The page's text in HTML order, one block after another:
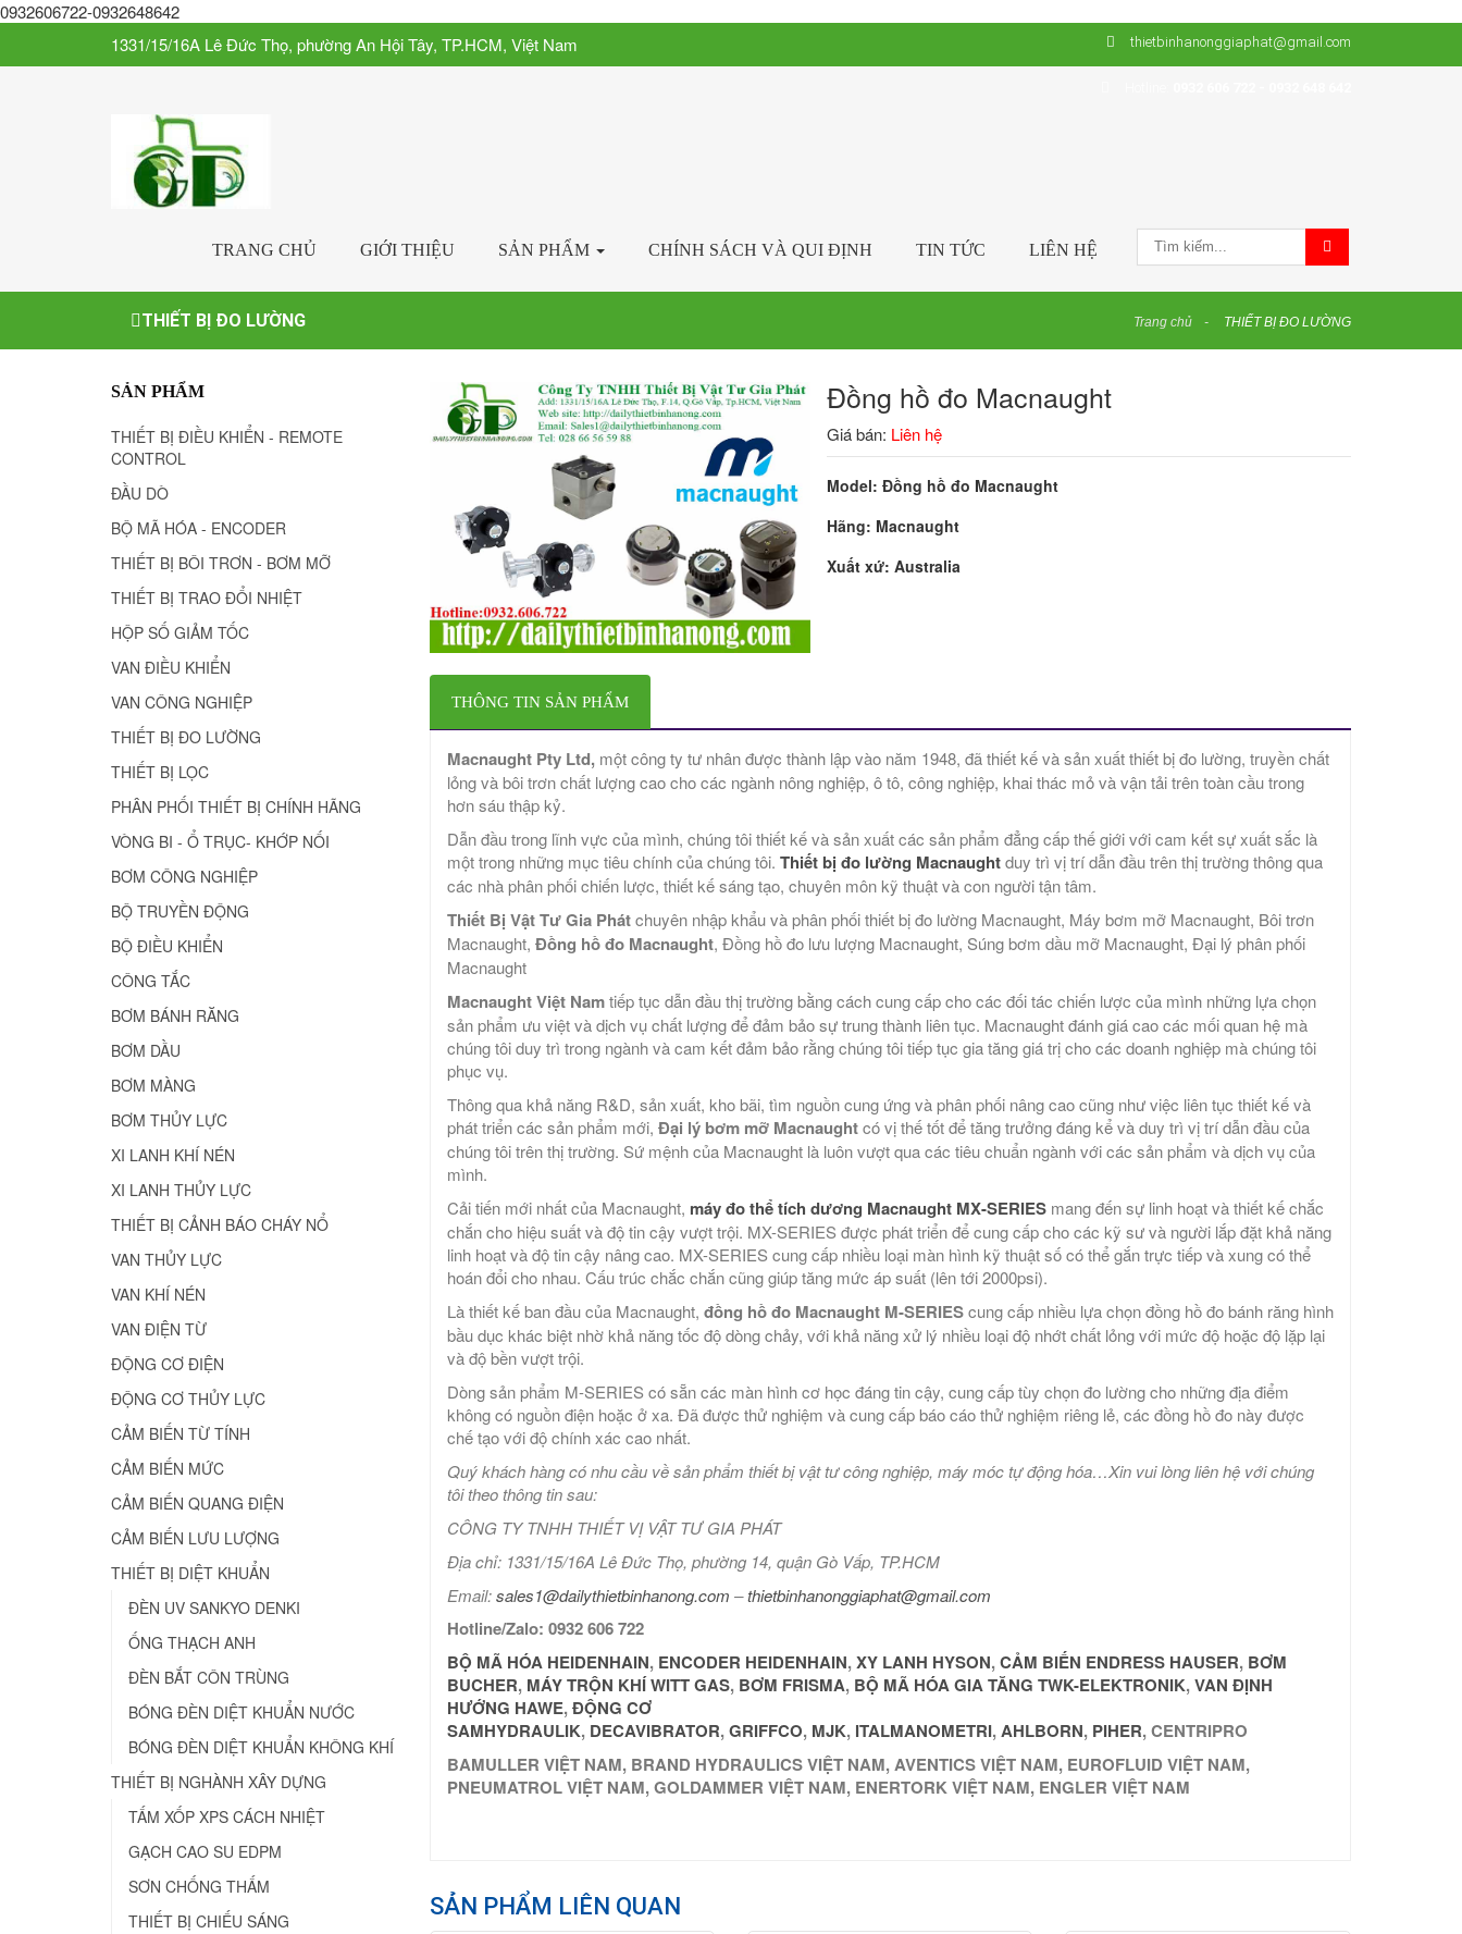
0932606722-0932648642
1331/15/16A Lê Đức Thọ, phường An Hội Tây, TP.HCM, Việt Nam
thietbinhanonggiaphat@gmail.com
TRANG CHỦ GIỚI THIỆU SẢN PHẨM CHÍNH SÁCH VÀ QUI ĐỊNH TIN TỨC LIÊN HỆ
THIẾT BỊ ĐO LƯỜNG Trang chủ THIẾT BỊ ĐO LƯỜNG
Đồng hồ đo Macnaught
Giá bán: Liên hệ
Model: Đồng hồ đo Macnaught
Hãng: Macnaught
Xuất xứ:Australia
THÔNG TIN SẢN PHẨM
Macnaught Pty Ltd,một công ty tư nhân được thành lập vào năm 1948, đã thiết kế và sản xuất thiết bị đo lường, truyền chất
lỏng và bôi trơn chất lượng cao cho các ngành nông nghiệp, ô tô, công nghiệp, khai thác mỏ và vận tải trên toàn cầu trong
hơn sáu thập kỷ.
Dẫn đầu trong lĩnh vực của mình, chúng tôi thiết kế và sản xuất các sản phẩm đẳng cấp thế giới với cam kết sự xuất sắc là
một trong những mục tiêu chính của chúng tôi. Thiết bị đo lường Macnaughtduy trì vị trí dẫn đầu trên thị trường thông qua
các nhà phân phối chiến lược, thiết kế sáng tạo, chuyên môn kỹ thuật và con người tận tâm.
Thiết Bị Vật Tư Gia Phátchuyên nhập khẩu và phân phối thiết bị đo lường Macnaught, Máy bơm mỡ Macnaught, Bôi trơn
Macnaught, Đồng hồ đo Macnaught, Đồng hồ đo lưu lượng Macnaught, Súng bơm dầu mỡ Macnaught, Đại lý phân phối
Macnaught
Macnaught Việt Namtiếp tục dẫn đầu thị trường bằng cách cung cấp cho các đối tác chiến lược của mình những lựa chọn
sản phẩm ưu việt và dịch vụ chất lượng để đảm bảo sự trung thành liên tục. Macnaught đánh giá cao các mối quan hệ mà
chúng tôi duy trì trong ngành và cam kết đảm bảo rằng chúng tôi tiếp tục gia tăng giá trị cho các doanh nghiệp mà chúng tôi
phục vụ.
Thông qua khả năng R&D, sản xuất, kho bãi, tìm nguồn cung ứng và phân phối nâng cao cũng như việc liên tục thiết kế và
phát triển các sản phẩm mới, Đại lý bơm mỡ Macnaughtcó vị thế tốt để tăng trưởng đáng kể và duy trì vị trí dẫn đầu của
chúng tôi trên thị trường. Sứ mệnh của Macnaught là luôn vượt qua các tiêu chuẩn ngành với các sản phẩm và dịch vụ của
mình.
Cải tiến mới nhất của Macnaught, máy đo thể tích dương Macnaught MX-SERIESmang đến sự linh hoạt và thiết kế chắc
chắn cho hiệu suất và độ tin cậy vượt trội. MX-SERIES được phát triển để cung cấp cho các kỹ sư và người lắp đặt khả năng
linh hoạt và độ tin cậy nâng cao. MX-SERIES cung cấp nhiều loại màn hình kỹ thuật số có thể gắn trực tiếp và xung có thể
hoán đổi cho nhau. Cấu trúc chắc chắn cũng giúp tăng mức áp suất (lên tới 2000psi).
Là thiết kế ban đầu của Macnaught, đồng hồ đo Macnaught M-SERIEScung cấp nhiều lựa chọn đồng hồ đo bánh răng hình
bầu dục khác biệt nhờ khả năng tốc độ dòng chảy, với khả năng xử lý nhiều loại độ nhớt chất lỏng với mức độ hoặc độ lặp lại
và độ bền vượt trội.
Dòng sản phẩm M-SERIES có sẵn các màn hình cơ học đáng tin cậy, cung cấp tùy chọn đo lường cho những địa điểm
không có nguồn điện hoặc ở xa. Đã được thử nghiệm và cung cấp báo cáo thử nghiệm riêng lẻ, các đồng hồ đo này được
chế tạo với độ chính xác cao nhất.
Quý khách hàng có nhu cầu về sản phẩm thiết bị vật tư công nghiệp, máy móc tự động hóa…Xin vui lòng liên hệ với chúng
tôi theo thông tin sau:
CÔNG TY TNHH THIẾT VỊ VẬT TƯ GIA PHÁT
Địa chỉ: 1331/15/16A Lê Đức Thọ, phường 14, quận Gò Vấp, TP.HCM
Email:sales1@dailythietbinhanong.com –thietbinhanonggiaphat@gmail.com
Hotline/Zalo: 0932 606 722
BỘ MÃ HÓA HEIDENHAIN, ENCODER HEIDENHAIN,XY LANH HYSON,CẢM BIẾN ENDRESS HAUSER, BƠM
BUCHER, MÁY TRỘN KHÍ WITT GAS, BƠM FRISMA, BỘ MÃ HÓA GIA TĂNG TWK-ELEKTRONIK,VAN ĐỊNH
HƯỚNG HAWE,ĐỘNG CƠ
SAMHYDRAULIK, DECAVIBRATOR,GRIFFCO, MJK, ITALMANOMETRI,AHLBORN, PIHER, CENTRIPRO
BAMULLER VIỆT NAM, BRAND HYDRAULICS VIỆT NAM, AVENTICS VIỆT NAM, EUROFLUID VIỆT NAM,
PNEUMATROL VIỆT NAM, GOLDAMMER VIỆT NAM, ENERTORK VIỆT NAM, ENGLER VIỆT NAM
SẢN PHẨM LIÊN QUAN
SẢN PHẨM
THIẾT BỊ ĐIỀU KHIỂN - REMOTE
CONTROL
ĐẦU DÒ
BỘ MÃ HÓA - ENCODER
THIẾT BỊ BÔI TRƠN - BƠM MỠ
THIẾT BỊ TRAO ĐỔI NHIỆT
HỘP SỐ GIẢM TỐC
VAN ĐIỀU KHIỂN
VAN CÔNG NGHIỆP
THIẾT BỊ ĐO LƯỜNG
THIẾT BỊ LỌC
PHÂN PHỐI THIẾT BỊ CHÍNH HÃNG
VÒNG BI - Ổ TRỤC- KHỚP NỐI
BƠM CÔNG NGHIỆP
BỘ TRUYỀN ĐỘNG
BỘ ĐIỀU KHIỂN
CÔNG TẮC
BƠM BÁNH RĂNG
BƠM DẦU
BƠM MÀNG
BƠM THỦY LỰC
XI LANH KHÍ NÉN
XI LANH THỦY LỰC
THIẾT BỊ CẢNH BÁO CHÁY NỔ
VAN THỦY LỰC
VAN KHÍ NÉN
VAN ĐIỆN TỪ
ĐỘNG CƠ ĐIỆN
ĐỘNG CƠ THỦY LỰC
CẢM BIẾN TỪ TÍNH
CẢM BIẾN MỨC
CẢM BIẾN QUANG ĐIỆN
CẢM BIẾN LƯU LƯỢNG
THIẾT BỊ DIỆT KHUẨN
ĐÈN UV SANKYO DENKI
ỐNG THẠCH ANH
ĐÈN BẮT CÔN TRÙNG
BÓNG ĐÈN DIỆT KHUẨN NƯỚC
BÓNG ĐÈN DIỆT KHUẨN KHÔNG KHÍ
THIẾT BỊ NGHÀNH XÂY DỰNG
TẤM XỐP XPS CÁCH NHIỆT
GẠCH CAO SU EDPM
SƠN CHỐNG THẤM
THIẾT BỊ CHIẾU SÁNG